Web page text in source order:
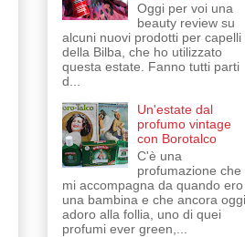
Oggi per voi una
beauty review su
alcuni nuovi prodotti per capelli
della Bilba, che ho utilizzato
questa estate. Fanno tutti parti
d...
Un'estate dal
profumo vintage
con Borotalco
C'è una
profumazione che
mi accompagna da quando ero
una bambina e che ancora oggi
adoro alla follia, uno di quei
profumi ever green,...